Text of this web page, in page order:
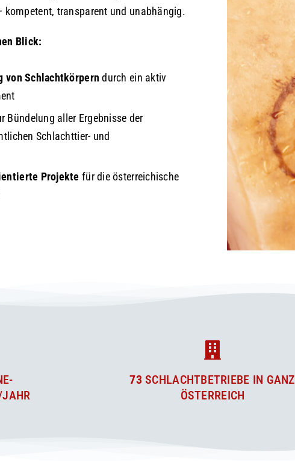
transparent und unabhängig.
Blick:
Schlachtkörpern durch ein aktiv
Bündelung aller Ergebnisse der
Schlachttier- und
Projekte für die österreichische
JAHR
73 SCHLACHTBETRIEBE IN GANZ
ÖSTERREICH